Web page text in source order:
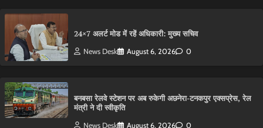
24×7 अलर्ट मोड में रहें अधिकारी: मुख्य सचिव
News Desk August 6, 2026 0
बनबसा रेलवे स्टेशन पर अब रुकेगी अछनेरा-टनकपुर एक्सप्रेस, रेल
मंत्री ने दी स्वीकृति
News Desk August 6, 2026 0